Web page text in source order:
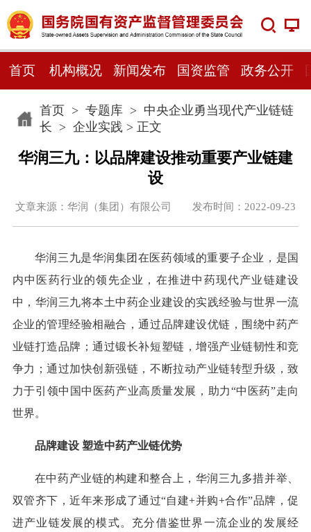
首页 机构概况 新闻发布 国资监管 政务公开
首页> 专题库> 中央企业勇当现代产业链链
长 > 企业实践 > 正文
华润三九：以品牌建设推动重要产业链建
设
文章来源：华润（集团）有限公司 发布时间：2022-09-23
华润三九是华润集团在医药领域的重要子企业，是国
内中医药行业的领先企业，在推进中药现代产业链建设
中，华润三九将本土中药企业建设的实践经验与世界一流
企业的管理经验相融合，通过品牌建设优链，围绕中药产
业链打造品牌；通过锻长补短塑链，增强产业链韧性和竞
争力；通过加快创新强链，不断拉动产业链转型升级，致
力于引领中国中医药产业高质量发展，助力“中医药”走向
世界。
品牌建设 塑造中药产业链优势
在中药产业链的构建和整合上，华润三九多措并举、
双管齐下，近年来形成了通过“自建+并购+合作”品牌，促
进产业链发展的模式。充分借鉴世界一流企业的发展经